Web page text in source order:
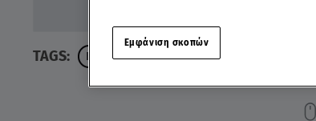
TAGS: ΚΥΨΕΛΗ ΕΞΑΦΑΝΙΣΗ
Εμφάνιση σκοπών